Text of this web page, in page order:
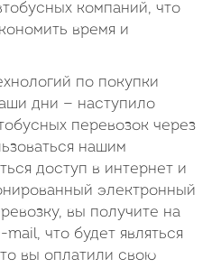
компаний, что
время и
по покупки
дни — наступило
перевозок через
нашим
доступ в интернет и
электронный
вы получите на
что будет являться
вы оплатили свою